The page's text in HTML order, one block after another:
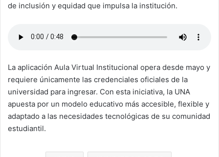
de inclusión y equidad que impulsa la institución.
La aplicación Aula Virtual Institucional opera desde mayo y
requiere únicamente las credenciales oficiales de la
universidad para ingresar. Con esta iniciativa, la UNA
apuesta por un modelo educativo más accesible, flexible y
adaptado a las necesidades tecnológicas de su comunidad
estudiantil.